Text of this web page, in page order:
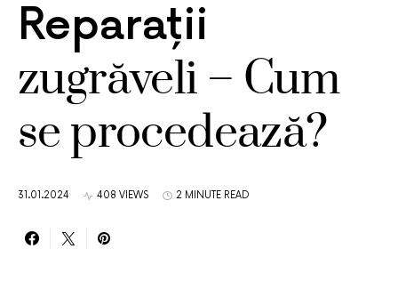
Reparații
zugrăveli – Cum
se procedează?
31.01.2024 408 VIEWS 2 MINUTE READ